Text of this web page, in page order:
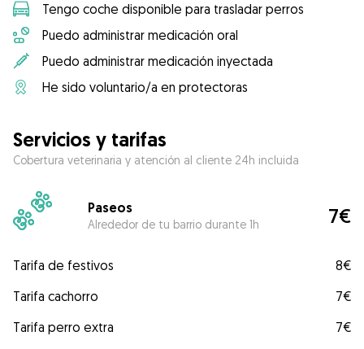
Tengo coche disponible para trasladar perros
Puedo administrar medicación oral
Puedo administrar medicación inyectada
He sido voluntario/a en protectoras
Servicios y tarifas
Cobertura veterinaria y atención al cliente 24h incluida
Paseos
Alrededor de tu barrio durante 1h 7€
Tarifa de festivos
8€
Tarifa cachorro
7€
Tarifa perro extra
7€